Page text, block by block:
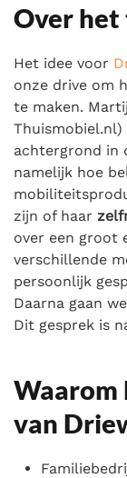
Over het
Het idee voor
onze drive om
te maken.
achtergrond in
namelijk hoe
zijn of haar
over een groot
verschillende
persoonlijk
Daarna gaan
Dit gesprek is
Waarom
van